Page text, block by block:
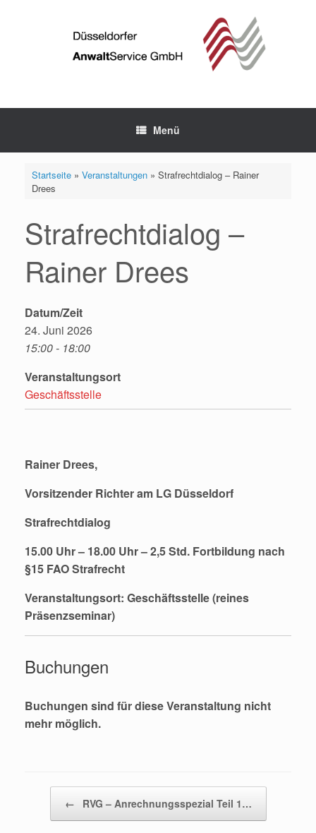
Menü
Startseite» Veranstaltungen» Strafrechtdialog – Rainer
Drees
Strafrechtdialog –
Rainer Drees
Datum/Zeit
24. Juni 2026
15:00 - 18:00
Veranstaltungsort
Geschäftsstelle
Rainer Drees,
Vorsitzender Richter am LG Düsseldorf
Strafrechtdialog
15.00 Uhr – 18.00 Uhr –2,5 Std. Fortbildung nach
§15 FAOStrafrecht
Veranstaltungsort: Geschäftsstelle (reines
Präsenzseminar)
Buchungen
Buchungen sind für diese Veranstaltung nicht
mehr möglich.
← RVG – Anrechnungsspezial Teil 1…